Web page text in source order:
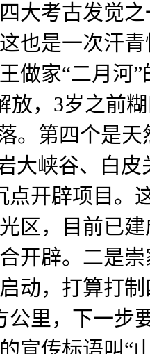
大考古发觉
也是一次汗
做家“二月河
放，3岁之前
。第四个是
大峡谷、白
开辟项目。
区，目前已
开辟。二是
动，打算打
里，下一步
宣传标语叫“